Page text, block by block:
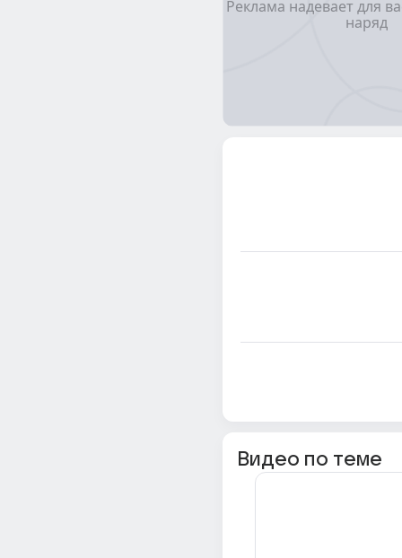
Видео по теме